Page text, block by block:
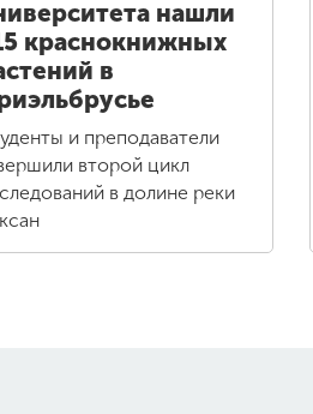
нашли
краснокнижных
в
и преподаватели
второй цикл
в долине реки